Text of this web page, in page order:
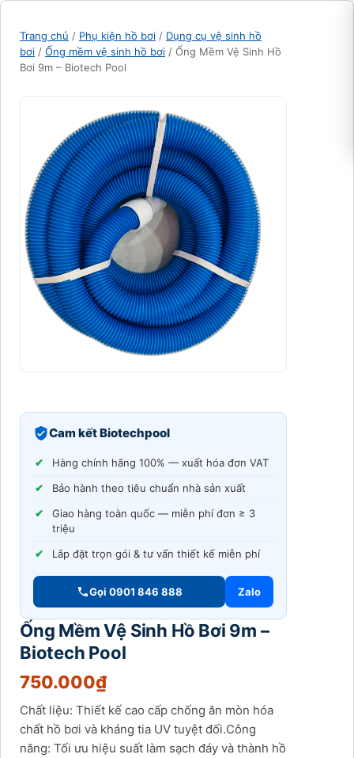
Trang chủ / Phụ kiện hồ bơi / Dụng cụ vệ sinh hồ
bơi / Ống mềm vệ sinh hồ bơi / Ống Mềm Vệ Sinh Hồ
Bơi 9m – Biotech Pool
Cam kết Biotechpool
Hàng chính hãng 100% — xuất hóa đơn VAT
Bảo hành theo tiêu chuẩn nhà sản xuất
Giao hàng toàn quốc — miễn phí đơn ≥ 3
triệu
Lắp đặt trọn gói & tư vấn thiết kế miễn phí
Gọi 0901 846 888 Zalo
Ống Mềm Vệ Sinh Hồ Bơi 9m –
Biotech Pool
750.000₫
Chất liệu: Thiết kế cao cấp chống ăn mòn hóa
chất hồ bơi và kháng tia UV tuyệt đối.Công
năng: Tối ưu hiệu suất làm sạch đáy và thành hồ